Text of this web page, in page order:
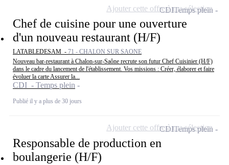
Chef de cuisine pour une ouverture
d'un nouveau restaurant (H/F)
LATABLEDESAM - 71 - CHALON SUR SAONE
Nouveau bar-restaurant à Chalon-sur-Saône recrute son futur Chef Cuisinier (H/F)
dans le cadre du lancement de l'établissement. Vos missions : Créer, élaborer et faire
évoluer la carte Assurer la...
CDI - Temps plein
Publié il y a plus de 30 jours
CDITemps plein
Ajouter cette offre à ma sélection
Responsable de production en
boulangerie (H/F)
CDITemps plein
Ajouter cette offre à ma sélection